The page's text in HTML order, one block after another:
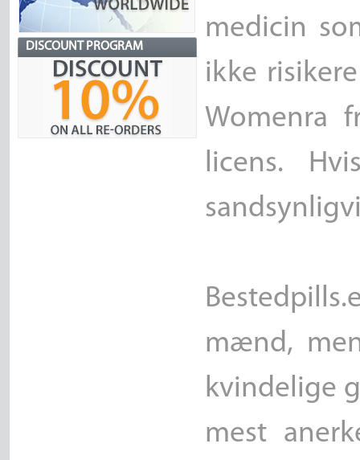
DISCOUNT PROGRAM
medicin
ikke
Womenra
licens.
mænd,
kvindelige
mest